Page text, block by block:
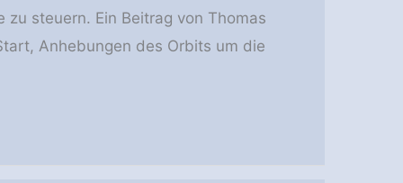
steuern. Ein Beitrag von Thomas
Anhebungen des Orbits um die